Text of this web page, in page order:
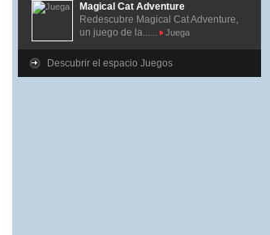
Magical Cat Adventure
Redescubre Magical Cat Adventure,
un juego de la......
Juega
Descubrir el espacio Juegos